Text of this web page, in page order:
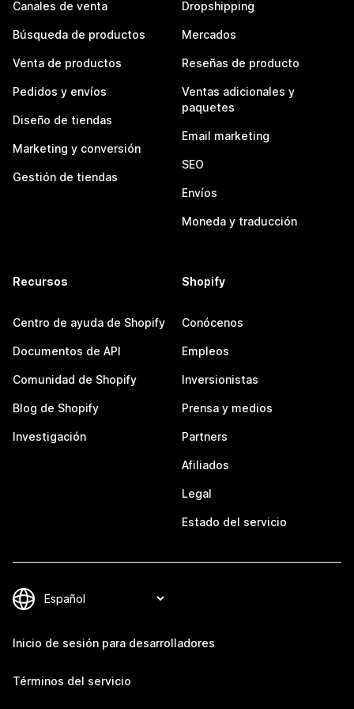
Canales de venta
Búsqueda de productos
Venta de productos
Pedidos y envíos
Diseño de tiendas
Marketing y conversión
Gestión de tiendas
Dropshipping
Mercados
Reseñas de producto
Ventas adicionales y
paquetes
Email marketing
SEO
Envíos
Moneda y traducción
Recursos
Centro de ayuda de Shopify
Documentos de API
Comunidad de Shopify
Blog de Shopify
Investigación
Shopify
Conócenos
Empleos
Inversionistas
Prensa y medios
Partners
Afiliados
Legal
Estado del servicio
Inicio de sesión para desarrolladores
Términos del servicio